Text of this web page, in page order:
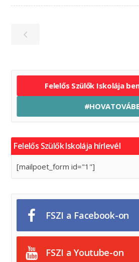
Felelős Szülők Iskolája
Felelős Szülők Iskolája hírlevél
[mailpoet_form id="1"]
FSZI a Facebook-on
FSZI a Youtube-on